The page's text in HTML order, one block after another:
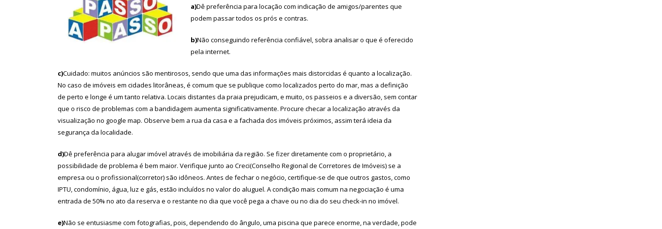
a)Dê preferência para locação com indicação de amigos/parentes que
podem passar todos os prós e contras.
b)Não conseguindo referência confiável, sobra analisar o que é oferecido
pela internet.
c)Cuidado: muitos anúncios são mentirosos, sendo que uma das informações mais distorcidas é quanto a localização.
No caso de imóveis em cidades litorâneas, é comum que se publique como localizados perto do mar, mas a definição
de perto e longe é um tanto relativa. Locais distantes da praia prejudicam, e muito, os passeios e a diversão, sem contar
que o risco de problemas com a bandidagem aumenta significativamente. Procure checar a localização através da
visualização no google map. Observe bem a rua da casa e a fachada dos imóveis próximos, assim terá ideia da
segurança da localidade.
d)Dê preferência para alugar imóvel através de imobiliária da região. Se fizer diretamente com o proprietário, a
possibilidade de problema é bem maior. Verifique junto ao Creci(Conselho Regional de Corretores de Imóveis) se a
empresa ou o profissional(corretor) são idôneos. Antes de fechar o negócio, certifique-se de que outros gastos, como
IPTU, condomínio, água, luz e gás, estão incluídos no valor do aluguel. A condição mais comum na negociação é uma
entrada de 50% no ato da reserva e o restante no dia que você pega a chave ou no dia do seu check-in no imóvel.
e)Não se entusiasme com fotografias, pois, dependendo do ângulo, uma piscina que parece enorme, na verdade, pode